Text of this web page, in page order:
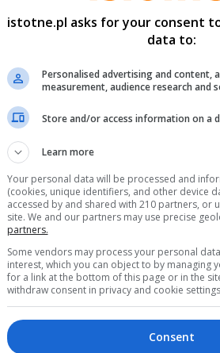
Powodem są ekstremalne upały 15
Termy Bolesławiec z ważnym komunikatem. Przez dwa dni nie będzie ciepłej wody pod prysznicami 3
Pozostała uszkodzona balustrada. Co wydarzyło się na moście w Bolesławcu? 7
Tour de Pologne przejedzie przez powiat bolesławiecki. Sprawdź, o której peleton będzie w Twojej miejscowości 5
Nieprawidłowe rozliczenia na SOR i internie. NFZ zakwestionował w bolesławieckim szpitalu prawie 116 tys. zł 106
istotne.pl asks for your consent
data to:
Personalised advertising and content,
measurement, audience research and
Store and/or access information on a
Learn more
Your personal data will be processed and
(cookies, unique identifiers, and other device
accessed by and shared with 210 partners, or
site. We and our partners may use precise
partners.
Some vendors may process your personal
interest, which you can object to by managing
for a link at the bottom of this page or in the
withdraw consent in privacy and cookie
Consent